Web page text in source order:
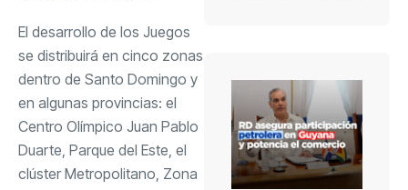
El desarrollo de los Juegos
se distribuirá en cinco zonas
dentro de Santo Domingo y
en algunas provincias: el
Centro Olímpico Juan Pablo
Duarte, Parque del Este, el
clúster Metropolitano, Zona